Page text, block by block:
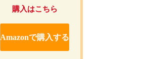
購入はこちら
Amazonで購入する